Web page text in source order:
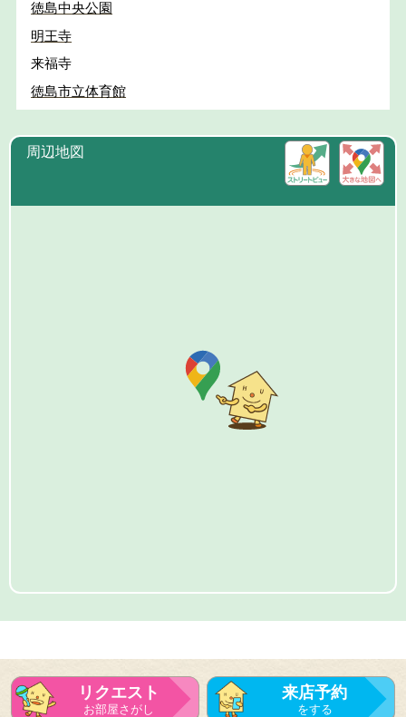
徳島中央公園
明王寺
来福寺
徳島市立体育館
周辺地図
リクエスト
お部屋さがし
来店予約
をする